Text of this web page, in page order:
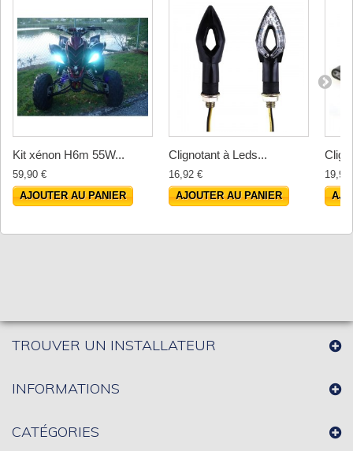
Kit xénon H6m 55W...
59,90 €
AJOUTER AU PANIER
Clignotant à Leds...
16,92 €
AJOUTER AU PANIER
19,90
TROUVER UN INSTALLATEUR
INFORMATIONS
CATÉGORIES